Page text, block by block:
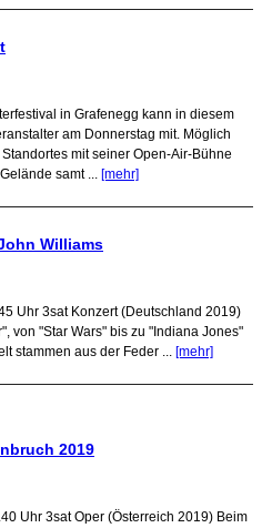
in Grafenegg kann in diesem
am Donnerstag mit. Möglich
mit seiner Open-Air-Bühne
samt ... [mehr]
Williams
Uhr 3sat Konzert (Deutschland 2019)
von "Star Wars" bis zu "Indiana Jones"
stammen aus der Feder ... [mehr]
2019
Uhr 3sat Oper (Österreich 2019) Beim